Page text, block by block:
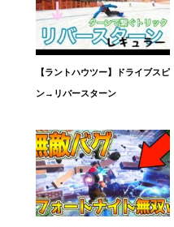
【ラントハウツー】ドライブスピ
ン→リバースターン